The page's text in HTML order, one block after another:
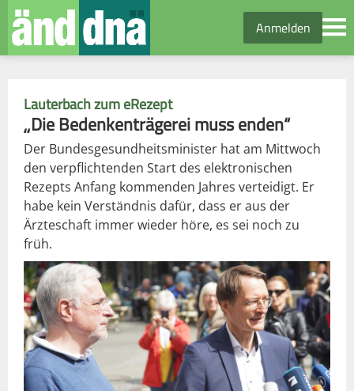
Anmelden
Lauterbach zum eRezept
„Die Bedenkenträgerei muss enden“
Der Bundesgesundheitsminister hat am Mittwoch
den verpflichtenden Start des elektronischen
Rezepts Anfang kommenden Jahres verteidigt. Er
habe kein Verständnis dafür, dass er aus der
Ärzteschaft immer wieder höre, es sei noch zu
früh.